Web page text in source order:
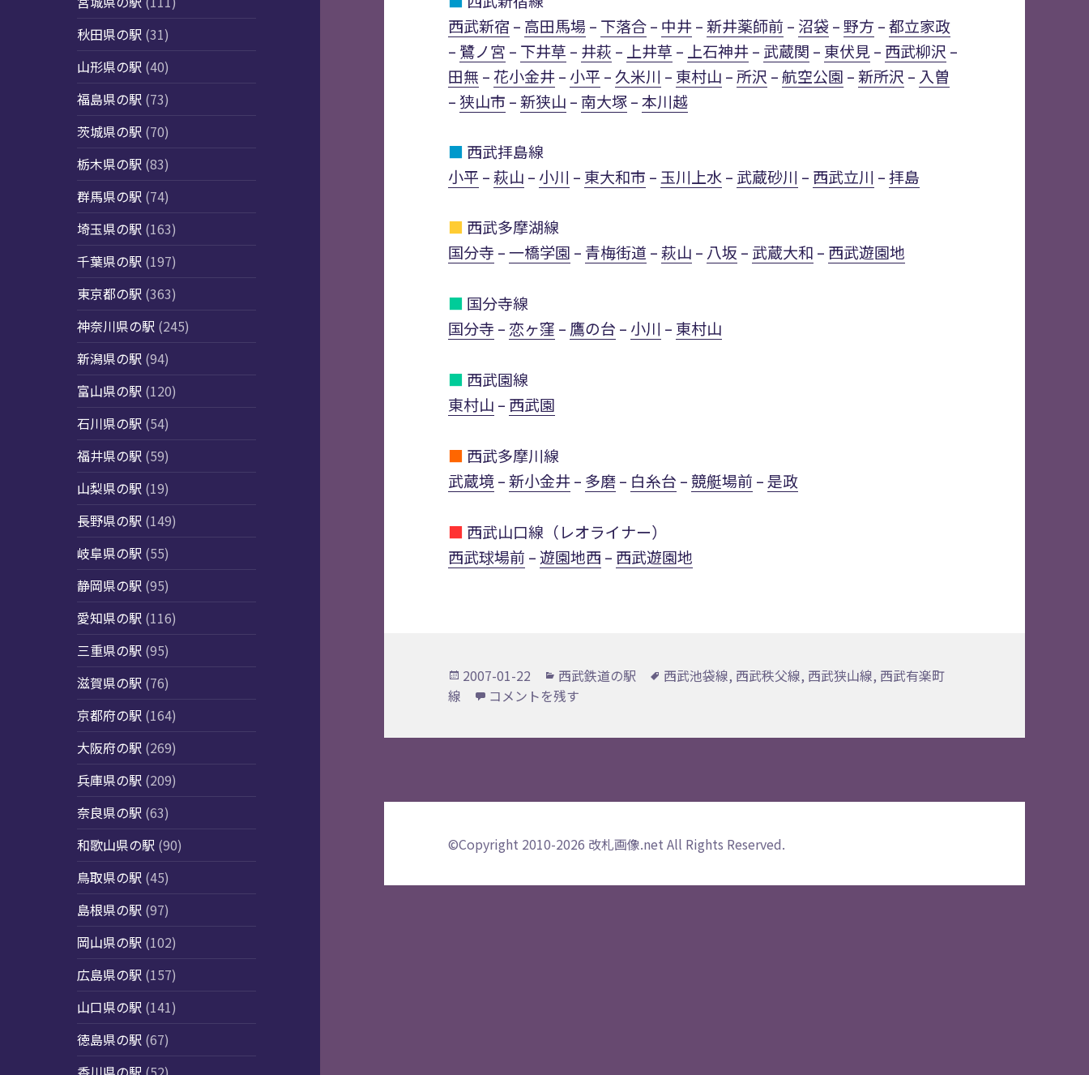
秋田県の駅 (31)
山形県の駅 (40)
福島県の駅 (73)
茨城県の駅 (70)
栃木県の駅 (83)
群馬県の駅 (74)
埼玉県の駅 (163)
千葉県の駅 (197)
東京都の駅 (363)
神奈川県の駅 (245)
新潟県の駅 (94)
富山県の駅 (120)
石川県の駅 (54)
福井県の駅 (59)
山梨県の駅 (19)
長野県の駅 (149)
岐阜県の駅 (55)
静岡県の駅 (95)
愛知県の駅 (116)
三重県の駅 (95)
滋賀県の駅 (76)
京都府の駅 (164)
大阪府の駅 (269)
兵庫県の駅 (209)
奈良県の駅 (63)
和歌山県の駅 (90)
鳥取県の駅 (45)
島根県の駅 (97)
岡山県の駅 (102)
広島県の駅 (157)
山口県の駅 (141)
徳島県の駅 (67)
西武新宿 – 高田馬場 – 下落合– 中井–新井薬師前 – 沼袋 – 野方 –都立家政
– 鷺ノ宮 – 下井草 – 井萩 – 上井草 – 上石神井– 武蔵関 – 東伏見– 西武柳沢 –
田無 –花小金井– 小平 – 久米川 – 東村山 – 所沢 –航空公園 –新所沢 – 入曽
–狭山市 –新狭山 –南大塚–本川越
■ 西武拝島線
小平 –萩山 – 小川 – 東大和市 – 玉川上水– 武蔵砂川 – 西武立川 –拝島
■ 西武多摩湖線
国分寺 –一橋学園 – 青梅街道 –萩山 – 八坂 – 武蔵大和 – 西武遊園地
■ 国分寺線
国分寺 – 恋ヶ窪 – 鷹の台 – 小川 – 東村山
■ 西武園線
東村山 – 西武園
■ 西武多摩川線
武蔵境–新小金井– 多磨– 白糸台 –競艇場前 –是政
■ 西武山口線（レオライナー）
西武球場前 –遊園地西 – 西武遊園地
投
2007-01-22
カ
テ
西武鉄道の駅
タ
西武池袋線, 西武秩父線, 西武狭山線, 西武有楽町
線
西武鉄道の駅 一覧 に
コメントを残す
©Copyright 2010-2026 改札画像.net All Rights Reserved.